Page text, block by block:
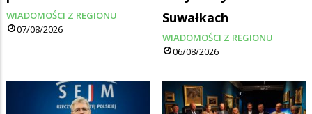
WIADOMOŚCI Z REGIONU
07/08/2026
Suwałkach
WIADOMOŚCI Z REGIONU
06/08/2026